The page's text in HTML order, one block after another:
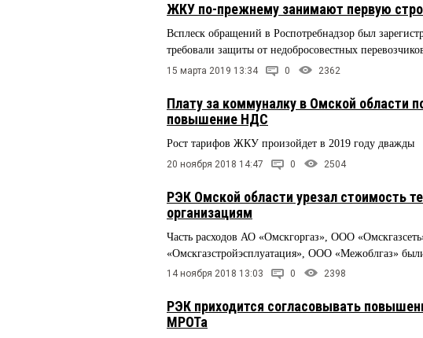
ЖКУ по-прежнему занимают первую
Всплеск обращений в Роспотребнадзор был
требовали защиты от недобросовестных
15 марта 2019 13:34 0 2362
Плату за коммуналку в Омской области
повышение НДС
Рост тарифов ЖКУ произойдет в 2019 году дважды
20 ноября 2018 14:47 0 2504
РЭК Омской области урезал стоимость
организациям
Часть расходов АО «Омскгоргаз», ООО
«Омскгазстройэсплуатация», ООО «Межоблгаз»
14 ноября 2018 13:03 0 2398
РЭК приходится согласовывать
МРОТа